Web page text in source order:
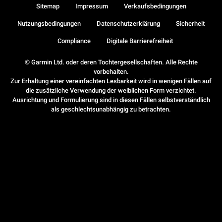
© Garmin Ltd. oder deren Tochtergesellschaften. Alle Rechte
vorbehalten.
Zur Erhaltung einer vereinfachten Lesbarkeit wird in wenigen Fällen auf
die zusätzliche Verwendung der weiblichen Form verzichtet.
Ausrichtung und Formulierung sind in diesen Fällen selbstverständlich
als geschlechtsunabhängig zu betrachten.
Sitemap Impressum Verkaufsbedingungen
Nutzungsbedingungen Datenschutzerklärung Sicherheit
Compliance Digitale Barrierefreiheit